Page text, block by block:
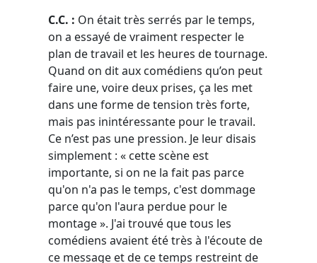
C.C. : On était très serrés par le temps,
on a essayé de vraiment respecter le
plan de travail et les heures de tournage.
Quand on dit aux comédiens qu’on peut
faire une, voire deux prises, ça les met
dans une forme de tension très forte,
mais pas inintéressante pour le travail.
Ce n’est pas une pression. Je leur disais
simplement : « cette scène est
importante, si on ne la fait pas parce
qu'on n'a pas le temps, c'est dommage
parce qu'on l'aura perdue pour le
montage ». J'ai trouvé que tous les
comédiens avaient été très à l'écoute de
ce message et de ce temps restreint de